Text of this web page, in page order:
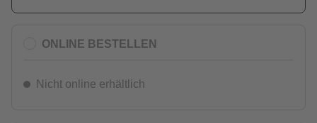
ONLINE BESTELLEN
Nicht online erhältlich